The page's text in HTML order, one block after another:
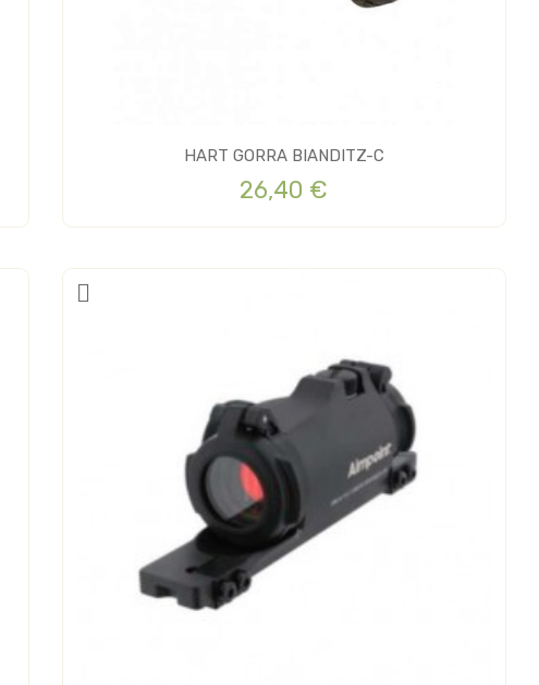
HART GORRA BIANDITZ-C
26,40 €